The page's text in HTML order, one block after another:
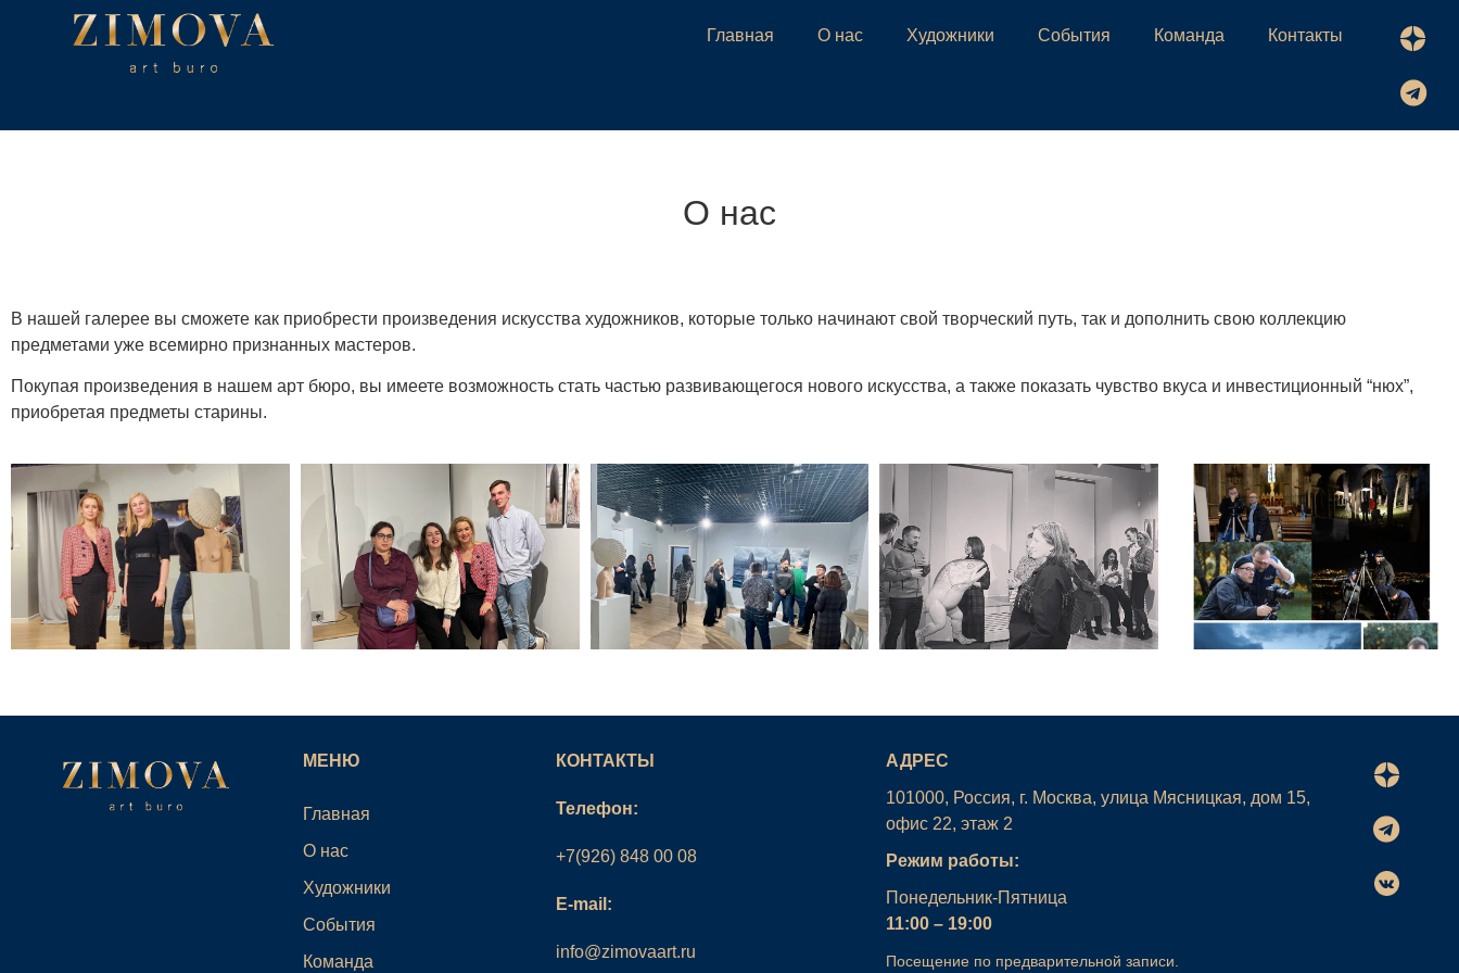
Главная О нас Художники События Команда Контакты
О нас
В нашей галерее вы сможете как приобрести произведения искусства художников, которые только начинают свой творческий путь, так и дополнить свою коллекцию
предметами уже всемирно признанных мастеров.
Покупая произведения в нашем арт бюро, вы имеете возможность стать частью развивающегося нового искусства, а также показать чувство вкуса и инвестиционный “нюх”,
приобретая предметы старины.
МЕНЮ
Главная
О нас
Художники
События
Команда
КОНТАКТЫ
Телефон:
+7(926) 848 00 08
E-mail:
info@zimovaart.ru
АДРЕС
101000, Россия, г. Москва, улица Мясницкая, дом 15,
офис 22, этаж 2
Режим работы:
Понедельник-Пятница
11:00 – 19:00
Посещение по предварительной записи.